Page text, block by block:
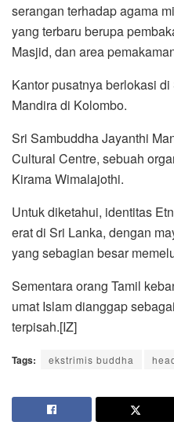
serangan terhadap agama
yang terbaru berupa
Masjid, dan area
Kantor pusatnya berlokasi
Mandira di Kolombo.
Sri Sambuddha Jayanthi
Cultural Centre, sebuah
Kirama Wimalajothi.
Untuk diketahui, identitas
erat di Sri Lanka, dengan
yang sebagian besar
Sementara orang Tamil
umat Islam dianggap
terpisah.[IZ]
Tags: ekstrimis buddha